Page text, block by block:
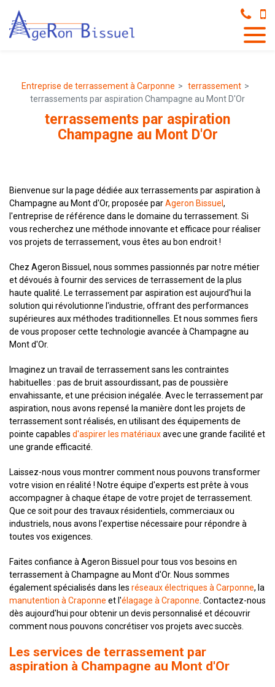
Entreprise de terrassement à Carponne
terrassement
terrassements par aspiration Champagne au Mont D'Or
terrassements par aspiration
Champagne au Mont D'Or
Bienvenue sur la page dédiée aux terrassements par aspiration à
Champagne au Mont d'Or, proposée parAgeron Bissuel ,
l'entreprise de référence dans le domaine du terrassement. Si
vous recherchez une méthode innovante et efficace pour réaliser
vos projets de terrassement, vous êtes au bon endroit !
Chez Ageron Bissuel, nous sommes passionnés par notre métier
et dévoués à fournir des services de terrassement de la plus
haute qualité. Le terrassement par aspiration est aujourd'hui la
solution qui révolutionne l'industrie, offrant des performances
supérieures aux méthodes traditionnelles. Et nous sommes fiers
de vous proposer cette technologie avancée à Champagne au
Mont d'Or.
Imaginez un travail de terrassement sans les contraintes
habituelles : pas de bruit assourdissant, pas de poussière
envahissante, et une précision inégalée. Avec le terrassement par
aspiration, nous avons repensé la manière dont les projets de
terrassement sont réalisés, en utilisant des équipements de
pointe capables d'aspirer les matériauxavec une grande facilité et
une grande efficacité.
Laissez-nous vous montrer comment nous pouvons transformer
votre vision en réalité ! Notre équipe d'experts est prête à vous
accompagner à chaque étape de votre projet de terrassement.
Que ce soit pour des travaux résidentiels, commerciaux ou
industriels, nous avons l'expertise nécessaire pour répondre à
toutes vos exigences.
Faites confiance à Ageron Bissuel pour tous vos besoins en
terrassement à Champagne au Mont d'Or. Nous sommes
également spécialisés dans les réseaux électriques à Carponne, la
manutention à Craponne et l'élagage à Craponne . Contactez-nous
dès aujourd'hui pour obtenir un devis personnalisé et découvrir
comment nous pouvons concrétiser vos projets avec succès.
Les services de terrassement par
aspiration à Champagne au Mont d'Or